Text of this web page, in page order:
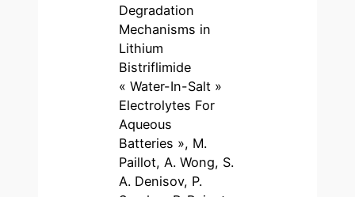
Degradation
Mechanisms in
Lithium
Bistriflimide
« Water-In-Salt »
Electrolytes For
Aqueous
Batteries », M.
Paillot, A. Wong, S.
A. Denisov, P.